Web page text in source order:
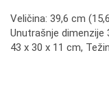
Veličina: 39,6 cm
Unutrašnje dimenzije
43 x 30 x 11 cm,